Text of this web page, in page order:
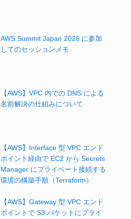
AWS Summit Japan 2026 に参加
してのセッションメモ
【AWS】VPC 内での DNS による
名前解決の仕組みについて
【AWS】Interface 型 VPC エンド
ポイント経由で EC2 から Secrets
Manager にプライベート接続する
環境の構築手順（Terraform）
【AWS】Gateway 型 VPC エンド
ポイントで S3 バケットにプライ